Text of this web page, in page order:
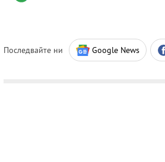
Последвайте ни Google News